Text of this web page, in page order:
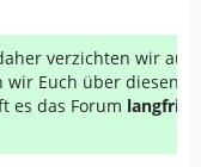
verzichten wir auf
wir Euch über diesen
es das Forum